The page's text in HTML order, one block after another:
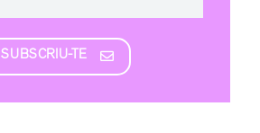
SUBSCRIU-TE